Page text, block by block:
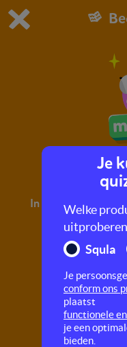
Dit is de
In deze quiz oefen
een tekst en
Je
Welke
Squla
Je
conform ons
plaatst
functionele
je een
bieden.